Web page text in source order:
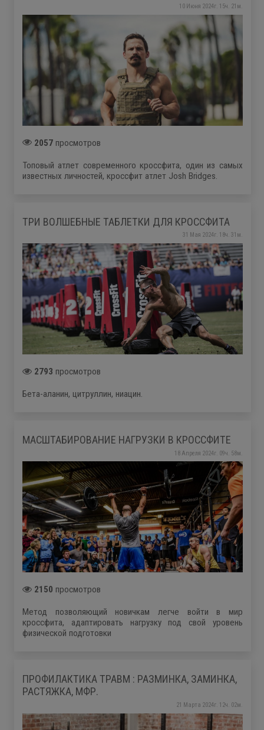
10 Июня 2024г. 15ч. 21м.
2057 просмотров
Топовый атлет современного кроссфита, один из самых
известных личностей, кроссфит атлет Josh Bridges.
ТРИ ВОЛШЕБНЫЕ ТАБЛЕТКИ ДЛЯ КРОССФИТА
31 Мая 2024г. 18ч. 31м.
2793 просмотров
Бета-аланин, цитруллин, ниацин.
МАСШТАБИРОВАНИЕ НАГРУЗКИ В КРОССФИТЕ
18 Апреля 2024г. 09ч. 58м.
2150 просмотров
Метод позволяющий новичкам легче войти в мир
кроссфита, адаптировать нагрузку под свой уровень
физической подготовки
ПРОФИЛАКТИКА ТРАВМ : РАЗМИНКА, ЗАМИНКА,
РАСТЯЖКА, МФР.
21 Марта 2024г. 12ч. 02м.